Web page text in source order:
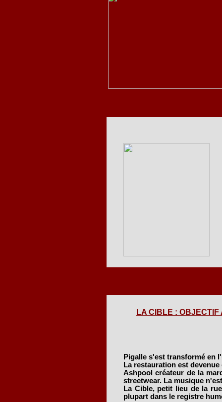
LA CIBLE :
Pigalle s'est transformé en
La restauration est
Ashpool créateur de la
streetwear. La musique
La Cible, petit lieu de la
plupart dans le registre